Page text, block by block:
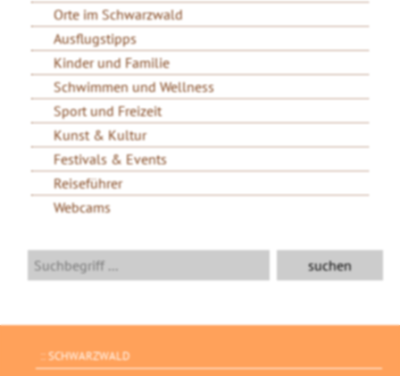
Orte im Schwarzwald
Ausflugstipps
Kinder und Familie
Schwimmen und Wellness
Sport und Freizeit
Kunst & Kultur
Festivals & Events
Reiseführer
Webcams
SCHWARZWALD